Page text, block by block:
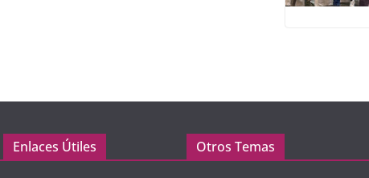
Enlaces Útiles Otros Temas